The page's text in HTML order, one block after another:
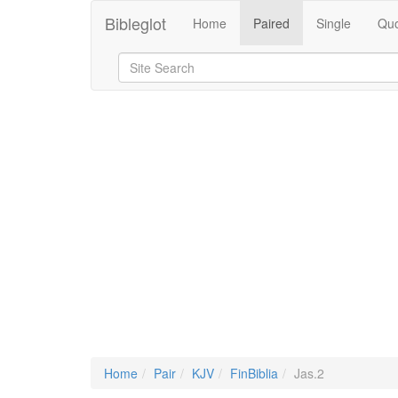
Bibleglot Home Paired Single
Home Pair KJV FinBiblia Jas.2